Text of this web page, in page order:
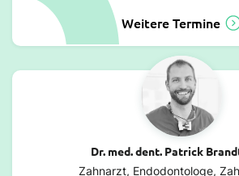
Weitere Termine
Dr. med. dent. Patrick
Zahnarzt, Endodontologe,